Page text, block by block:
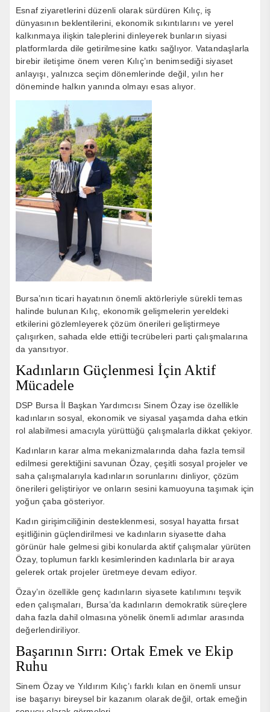
Esnaf ziyaretlerini düzenli olarak sürdüren Kılıç, iş
dünyasının beklentilerini, ekonomik sıkıntılarını ve yerel
kalkınmaya ilişkin taleplerini dinleyerek bunların siyasi
platformlarda dile getirilmesine katkı sağlıyor. Vatandaşlarla
birebir iletişime önem veren Kılıç’ın benimsediği siyaset
anlayışı, yalnızca seçim dönemlerinde değil, yılın her
döneminde halkın yanında olmayı esas alıyor.
Bursa’nın ticari hayatının önemli aktörleriyle sürekli temas
halinde bulunan Kılıç, ekonomik gelişmelerin yereldeki
etkilerini gözlemleyerek çözüm önerileri geliştirmeye
çalışırken, sahada elde ettiği tecrübeleri parti çalışmalarına
da yansıtıyor.
Kadınların Güçlenmesi İçin Aktif
Mücadele
DSP Bursa İl Başkan Yardımcısı Sinem Özay ise özellikle
kadınların sosyal, ekonomik ve siyasal yaşamda daha etkin
rol alabilmesi amacıyla yürüttüğü çalışmalarla dikkat çekiyor.
Kadınların karar alma mekanizmalarında daha fazla temsil
edilmesi gerektiğini savunan Özay, çeşitli sosyal projeler ve
saha çalışmalarıyla kadınların sorunlarını dinliyor, çözüm
önerileri geliştiriyor ve onların sesini kamuoyuna taşımak için
yoğun çaba gösteriyor.
Kadın girişimciliğinin desteklenmesi, sosyal hayatta fırsat
eşitliğinin güçlendirilmesi ve kadınların siyasette daha
görünür hale gelmesi gibi konularda aktif çalışmalar yürüten
Özay, toplumun farklı kesimlerinden kadınlarla bir araya
gelerek ortak projeler üretmeye devam ediyor.
Özay’ın özellikle genç kadınların siyasete katılımını teşvik
eden çalışmaları, Bursa’da kadınların demokratik süreçlere
daha fazla dahil olmasına yönelik önemli adımlar arasında
değerlendiriliyor.
Başarının Sırrı: Ortak Emek ve Ekip
Ruhu
Sinem Özay ve Yıldırım Kılıç’ı farklı kılan en önemli unsur
ise başarıyı bireysel bir kazanım olarak değil, ortak emeğin